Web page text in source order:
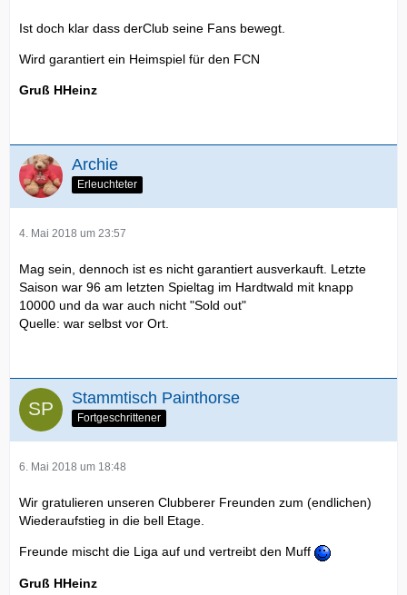
Ist doch klar dass derClub seine Fans bewegt.
Wird garantiert ein Heimspiel für den FCN
Gruß HHeinz
Archie
Erleuchteter
4. Mai 2018 um 23:57
Mag sein, dennoch ist es nicht garantiert ausverkauft. Letzte
Saison war 96 am letzten Spieltag im Hardtwald mit knapp
10000 und da war auch nicht "Sold out"
Quelle: war selbst vor Ort.
Stammtisch Painthorse
Fortgeschrittener
6. Mai 2018 um 18:48
Wir gratulieren unseren Clubberer Freunden zum (endlichen)
Wiederaufstieg in die bell Etage.
Freunde mischt die Liga auf und vertreibt den Muff
Gruß HHeinz